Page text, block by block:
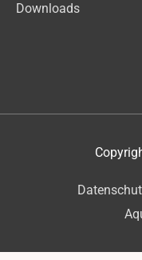
Downloads